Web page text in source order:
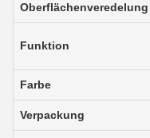
Oberflächenveredelung
Funktion
Farbe
Verpackung